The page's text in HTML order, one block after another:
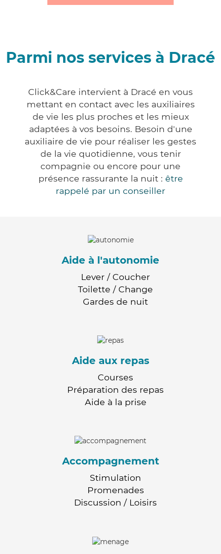
Parmi nos services à Dracé
Click&Care intervient à Dracé en vous
mettant en contact avec les auxiliaires
de vie les plus proches et les mieux
adaptées à vos besoins. Besoin d'une
auxiliaire de vie pour réaliser les gestes
de la vie quotidienne, vous tenir
compagnie ou encore pour une
présence rassurante la nuit : être
rappelé par un conseiller
Aide à l'autonomie
Lever / Coucher
Toilette / Change
Gardes de nuit
Aide aux repas
Courses
Préparation des repas
Aide à la prise
Accompagnement
Stimulation
Promenades
Discussion / Loisirs